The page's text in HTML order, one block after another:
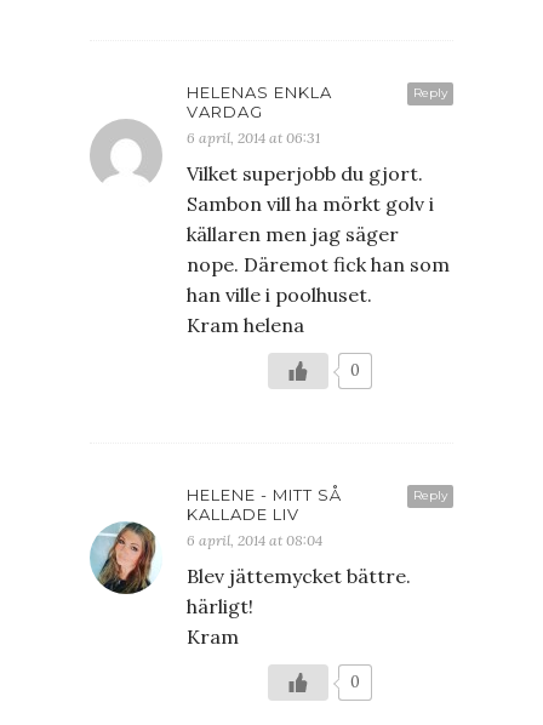
Reply
HELENAS ENKLA
VARDAG
6 april, 2014 at 06:31
Vilket superjobb du gjort.
Sambon vill ha mörkt golv i
källaren men jag säger
nope. Däremot fick han som
han ville i poolhuset.
Kram helena
0
Reply
HELENE - MITT SÅ
KALLADE LIV
6 april, 2014 at 08:04
Blev jättemycket bättre.
härligt!
Kram
0